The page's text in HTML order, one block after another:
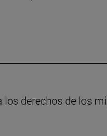
derechos de los